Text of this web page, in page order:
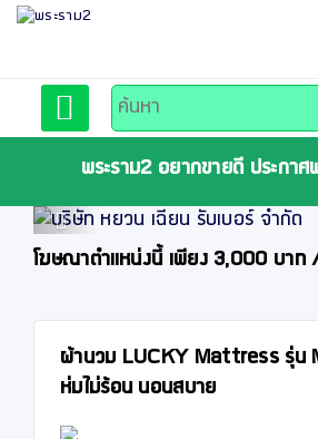
สมัครสมาชิก
ลงประกาศฟรี
พระราม2 อยากขายดี ประกา
Previous
โฆษณาตำแหน่งนี้ เพียง 3,000 บาท
ผ้านวม LUCKY Mattress รุ่น
ห่มไม่ร้อน นอนสบาย